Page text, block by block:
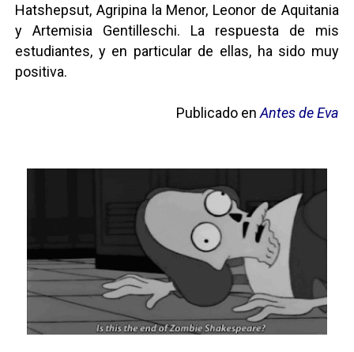
Hatshepsut, Agripina la Menor, Leonor de Aquitania
y Artemisia Gentilleschi. La respuesta de mis
estudiantes, y en particular de ellas, ha sido muy
positiva.
Publicado enAntes de Eva